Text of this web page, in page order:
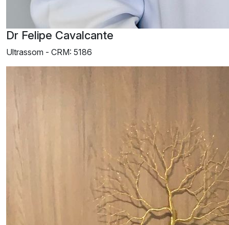
Dr Felipe Cavalcante
Ultrassom - CRM: 5186